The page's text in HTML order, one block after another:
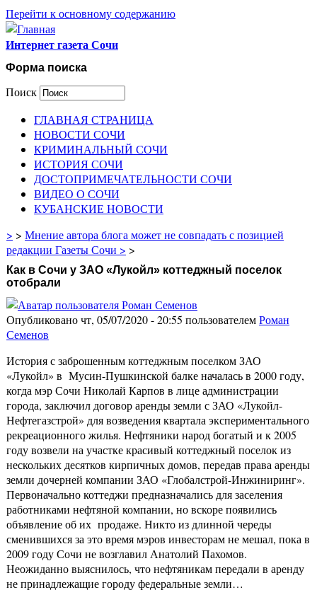
Перейти к основному содержанию
Интернет газета Сочи
Форма поиска
Поиск
ГЛАВНАЯ СТРАНИЦА
НОВОСТИ СОЧИ
КРИМИНАЛЬНЫЙ СОЧИ
ИСТОРИЯ СОЧИ
ДОСТОПРИМЕЧАТЕЛЬНОСТИ СОЧИ
ВИДЕО О СОЧИ
КУБАНСКИЕ НОВОСТИ
> > Мнение автора блога может не совпадать с позицией
редакции Газеты Сочи > >
Как в Сочи у ЗАО «Лукойл» коттеджный поселок
отобрали
Опубликовано чт, 05/07/2020 - 20:55 пользователемРоман
Семенов
История с заброшенным коттеджным поселком ЗАО
«Лукойл» в Мусин-Пушкинской балке началась в 2000 году,
когда мэр Сочи Николай Карпов в лице администрации
города, заключил договор аренды земли с ЗАО «Лукойл-
Нефтегазстрой» для возведения квартала экспериментального
рекреационного жилья. Нефтяники народ богатый и к 2005
году возвели на участке красивый коттеджный поселок из
нескольких десятков кирпичных домов, передав права аренды
земли дочерней компании ЗАО «Глобалстрой-Инжиниринг».
Первоначально коттеджи предназначались для заселения
работниками нефтяной компании, но вскоре появились
объявление об их продаже. Никто из длинной череды
сменившихся за это время мэров инвесторам не мешал, пока в
2009 году Сочи не возглавил Анатолий Пахомов.
Неожиданно выяснилось, что нефтяникам передали в аренду
не принадлежащие городу федеральные земли…